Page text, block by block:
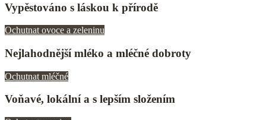
Vypěstováno s láskou k přírodě
Ochutnat ovoce a zeleninu
Nejlahodnější mléko a mléčné dobroty
Ochutnat mléčné
Voňavé, lokální a s lepším složením